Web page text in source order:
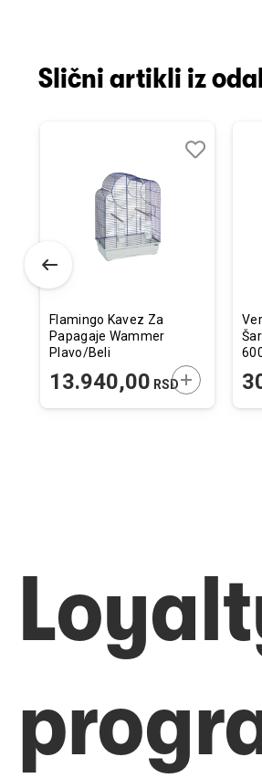
Slični artikli iz
U KORPU
Flamingo Kavez Za
Papagaje Wammer
Plavo/Beli
13.940,00 RSDDODAJTE U